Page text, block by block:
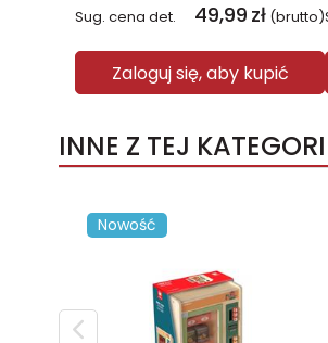
Sug. cena det. 49,99 zł (brutto)
Zaloguj się, aby kupić
INNE Z TEJ
Nowość